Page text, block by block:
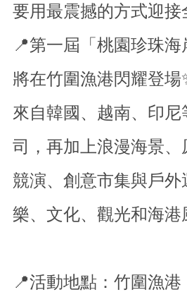
隱
權
策
站
全
策
府
料
開
要用最震撼的方式迎接
📍第一屆「桃園珍珠海
將在竹圍漁港閃耀登場
來自韓國、越南、印尼
司，再加上浪漫海景
競演、創意市集與戶
樂、文化、觀光和海
📍活動地點：竹圍漁港